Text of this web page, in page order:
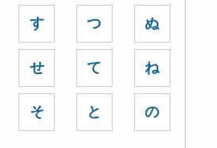
す
せ
そ
つ
て
と
ぬ
ね
の